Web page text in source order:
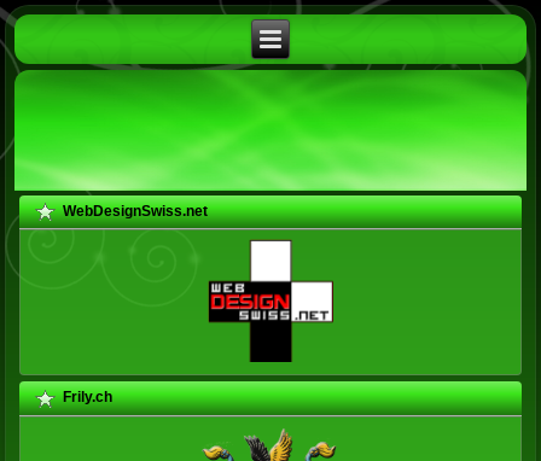
WebDesignSwiss.net
Frily.ch